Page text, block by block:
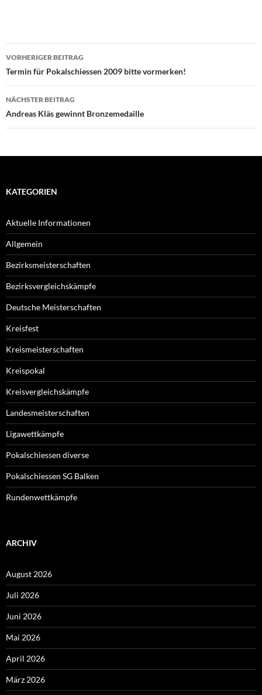
Beitragsnavigation
VORHERIGER BEITRAG
Termin für Pokalschiessen 2009 bitte vormerken!
NÄCHSTER BEITRAG
Andreas Kläs gewinnt Bronzemedaille
KATEGORIEN
Aktuelle Informationen
Allgemein
Bezirksmeisterschaften
Bezirksvergleichskämpfe
Deutsche Meisterschaften
Kreisfest
Kreismeisterschaften
Kreispokal
Kreisvergleichskämpfe
Landesmeisterschaften
Ligawettkämpfe
Pokalschiessen diverse
Pokalschiessen SG Balken
Rundenwettkämpfe
ARCHIV
August 2026
Juli 2026
Juni 2026
Mai 2026
April 2026
März 2026